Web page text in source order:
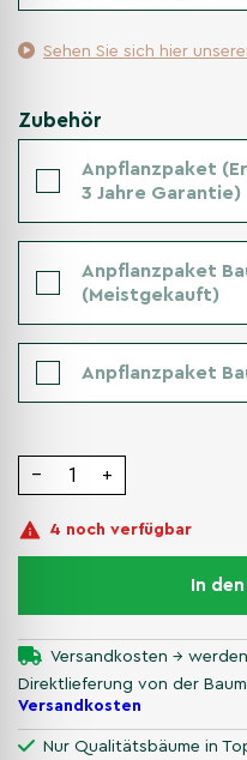
Sehen Sie sich hier
Zubehör
Anpflanzpaket
3 Jahre Garantie)
Anpflanzpaket
(Meistgekauft)
Anpflanzpaket
− +
4 noch verfügbar
In
Versandkosten →
Direktlieferung von der
Versandkosten
Nur Qualitätsbäume in